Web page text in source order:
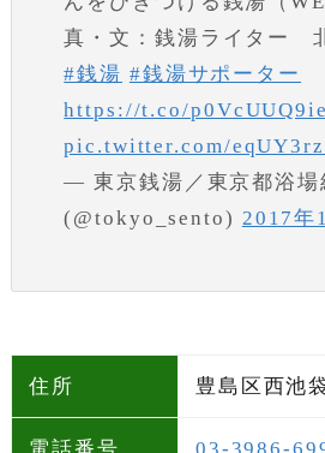
真・文：銭湯ライター
#銭湯 #銭湯サポーター
https://t.co/p0VcUUQ9ie
pic.twitter.com/
— 東京銭湯／東京都浴場
(@tokyo_sento) 2017年
住所 豊島区西池